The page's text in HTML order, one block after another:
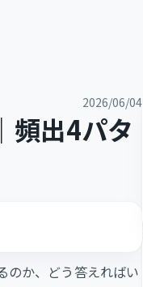
2026/06/04
頻出4パタ
のか、どう答えればい